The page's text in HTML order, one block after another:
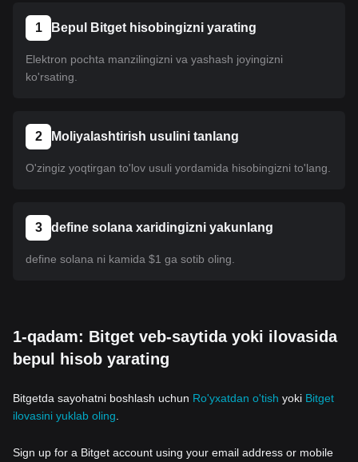
1 Bepul Bitget hisobingizni yarating
Elektron pochta manzilingizni va yashash joyingizni
ko'rsating.
2 Moliyalashtirish usulini tanlang
O'zingiz yoqtirgan to'lov usuli yordamida hisobingizni to'lang.
3 define solana xaridingizni yakunlang
define solana ni kamida $1 ga sotib oling.
1-qadam: Bitget veb-saytida yoki ilovasida
bepul hisob yarating
Bitgetda sayohatni boshlash uchun Ro'yxatdan o'tish yoki Bitget
ilovasini yuklab oling
Sign up for a Bitget account using your email address or mobile